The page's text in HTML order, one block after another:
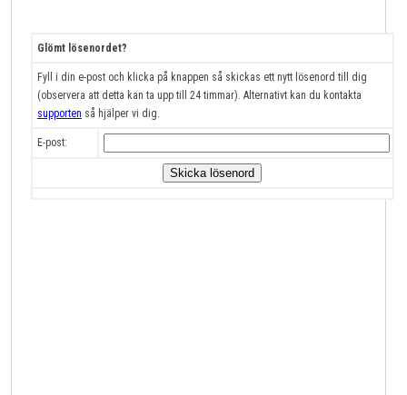
Glömt lösenordet?
Fyll i din e-post och klicka på knappen så skickas ett nytt lösenord till dig
(observera att detta kan ta upp till 24 timmar). Alternativt kan du kontakta
supporten så hjälper vi dig.
E-post: